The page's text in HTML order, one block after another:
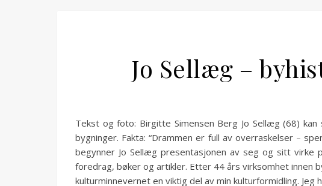
Jo Sellæg –
Tekst og foto: Birgitte Simensen Berg Jo Sellæg (68)
bygninger. Fakta: “Drammen er full av overraskelser –
begynner Jo Sellæg presentasjonen av seg og sitt virke
foredrag, bøker og artikler. Etter 44 års virksomhet innen
kulturminnevernet en viktig del av min kulturformidling.